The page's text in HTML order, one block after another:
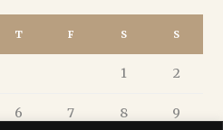
T F S S
1 2
6 7 8 9